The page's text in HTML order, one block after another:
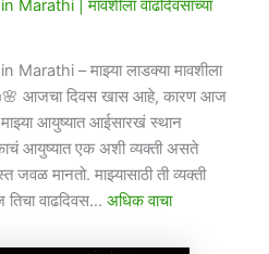
| मावशीला वाढदिवसाच्या
– माझ्या लाडक्या मावशीला
🎂🌸 आजचा दिवस खास आहे, कारण आज
आयुष्यात आईसारखं स्थान
आयुष्यात एक अशी व्यक्ती असते
मानतो. माझ्यासाठी ती व्यक्ती
वाढदिवस… अधिक वाचा